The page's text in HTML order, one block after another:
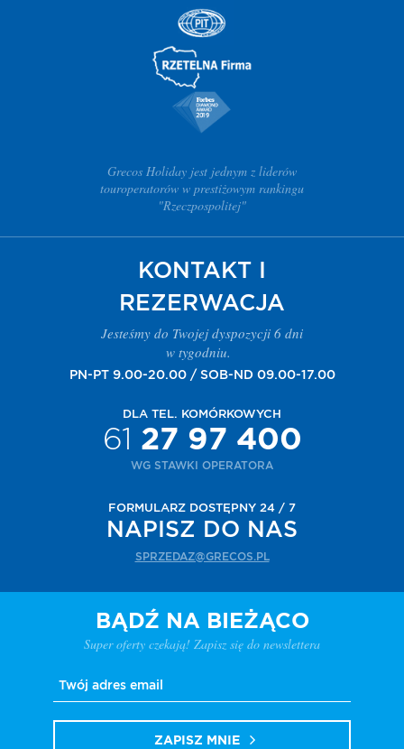
Grecos Holiday jest jednym z liderów
touroperatorów w prestiżowym rankingu
"Rzeczpospolitej"
KONTAKT I
REZERWACJA
Jesteśmy do Twojej dyspozycji 6 dni
w tygodniu.
PN-PT 9.00-20.00 / SOB-ND 09.00-17.00
DLA TEL. KOMÓRKOWYCH
61 27 97 400
WG STAWKI OPERATORA
FORMULARZ DOSTĘPNY 24 / 7
NAPISZ DO NAS
SPRZEDAZ@GRECOS.PL
BĄDŹ NA BIEŻĄCO
Super oferty czekają! Zapisz się do newslettera
ZAPISZ MNIE